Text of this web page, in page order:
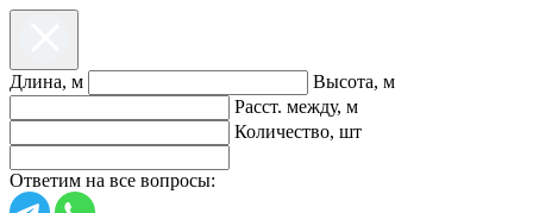
Длина, м
Высота, м
Расст. между, м
Количество, шт
Ответим на все вопросы: